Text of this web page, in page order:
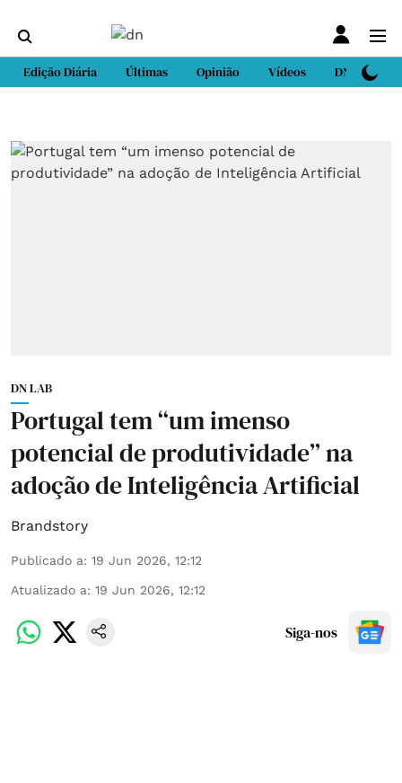
Edição Diária Últimas Opinião Vídeos DN Sport
DN LAB
Portugal tem “um imenso
potencial de produtividade” na
adoção de Inteligência Artificial
Brandstory
Publicado a: 19 Jun 2026, 12:12
Atualizado a: 19 Jun 2026, 12:12
Siga-nos